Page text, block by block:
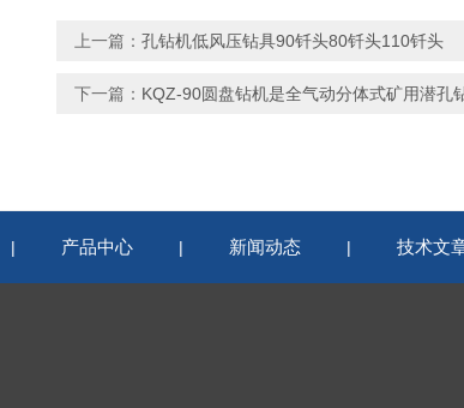
上一篇： 孔钻机低风压钻具90钎头80钎头110钎头
下一篇： KQZ-90圆盘钻机是全气动分体式矿用潜孔
| 产品中心 | 新闻动态 | 技术文